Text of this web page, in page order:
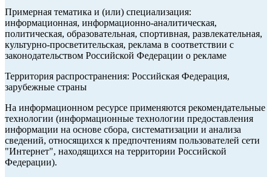
Примерная тематика и (или) специализация:
информационная, информационно-аналитическая,
политическая, образовательная, спортивная, развлекательная,
культурно-просветительская, реклама в соответствии с
законодательством Российской Федерации о рекламе
Территория распространения: Российская Федерация,
зарубежные страны
На информационном ресурсе применяются рекомендательные
технологии (информационные технологии предоставления
информации на основе сбора, систематизации и анализа
сведений, относящихся к предпочтениям пользователей сети
"Интернет", находящихся на территории Российской
Федерации).